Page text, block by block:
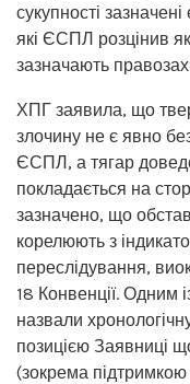
сукупності
які ЄСПЛ розцінив
зазначають
ХПГ заявила, що
злочину не є явно
ЄСПЛ, а тягар
покладається на
зазначено, що
корелюють з
переслідування,
18 Конвенції. Одним
назвали
позицією Заявниці
(зокрема